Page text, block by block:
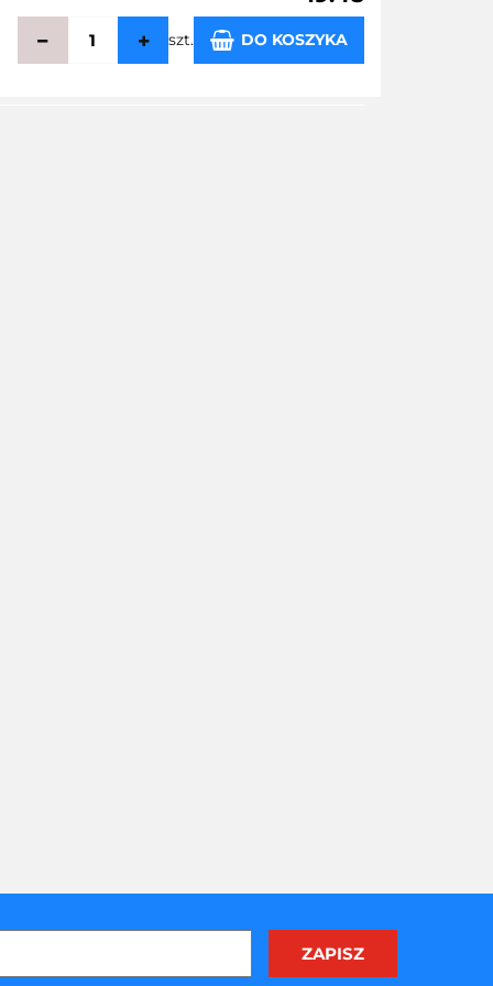
szt. DO KOSZYKA